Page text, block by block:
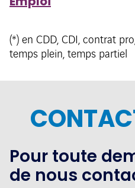
(*) en CDD, CDI, contrat
temps plein, temps partiel
Pour toute
de nous